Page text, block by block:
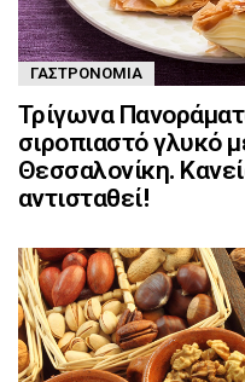
ΓΑΣΤΡΟΝΟΜΊΑ
Τρίγωνα
σιροπιαστό γλυκό
Θεσσαλονίκη.
αντισταθεί!